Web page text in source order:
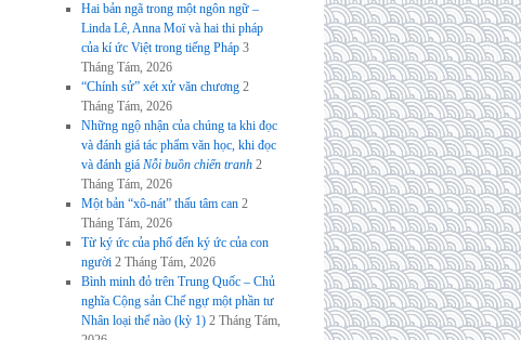
Hai bản ngã trong một ngôn ngữ –
Linda Lê, Anna Moï và hai thi pháp
của kí ức Việt trong tiếng Pháp 3
Tháng Tám, 2026
“Chính sử” xét xử văn chương 2
Tháng Tám, 2026
Những ngộ nhận của chúng ta khi đọc
và đánh giá tác phẩm văn học, khi đọc
và đánh giá Nỗi buồn chiến tranh 2
Tháng Tám, 2026
Một bản “xô-nát” thấu tâm can 2
Tháng Tám, 2026
Từ ký ức của phố đến ký ức của con
người 2 Tháng Tám, 2026
Bình minh đỏ trên Trung Quốc – Chủ
nghĩa Cộng sản Chế ngự một phần tư
Nhân loại thế nào (kỳ 1) 2 Tháng Tám,